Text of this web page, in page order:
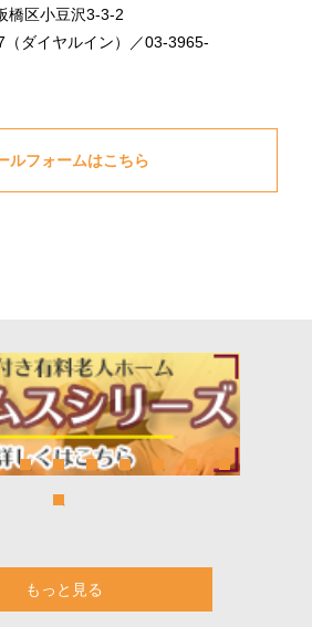
橋区小豆沢3-3-2
ダイヤルイン）／03-3965-
ルフォームはこちら
もっと見る